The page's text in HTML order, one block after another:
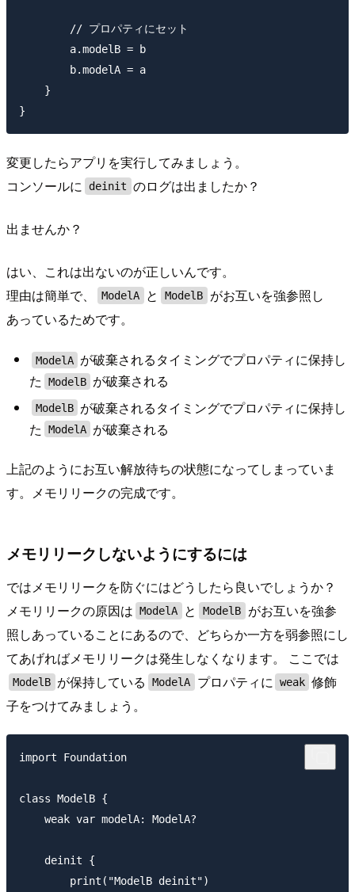
        // プロパティにセット
        a.modelB = b
        b.modelA = a
    }
変更したらアプリを実行してみましょう。
コンソールに
deinit のログは出ましたか？
出ませんか？
はい、これは出ないのが正しいんです。
理由は簡単で、
ModelA と ModelB
がお互いを強参照し
あっているためです。
ModelA が破棄されるタイミングでプロパティに保持し
た
ModelB が破棄される
ModelB が破棄されるタイミングでプロパティに保持し
た
ModelA が破棄される
上記のようにお互い解放待ちの状態になってしまっていま
す。メモリリークの完成です。
メモリリークしないようにするには
ではメモリリークを防ぐにはどうしたら良いでしょうか？
メモリリークの原因は ModelA と ModelB
がお互いを強参
照しあっていることにあるので、どちらか一方を弱参照にし
てあげればメモリリークは発生しなくなります。 ここでは
ModelB が保持している ModelA プロパティに weak 修飾
子をつけてみましょう。
import Foundation
class ModelB {
    weak var modelA: ModelA?
    deinit {
        print("ModelB deinit")